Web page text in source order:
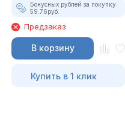
Бонусных рублей за покупку:
59.76руб.
Предзаказ
В корзину
Купить в 1 клик